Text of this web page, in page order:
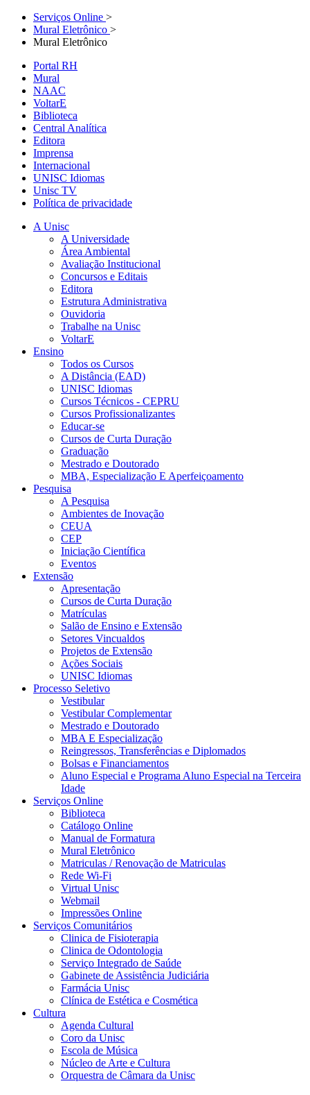
Serviços Online >
Mural Eletrônico >
Mural Eletrônico
Portal RH
Mural
NAAC
VoltarE
Biblioteca
Central Analítica
Editora
Imprensa
Internacional
UNISC Idiomas
Unisc TV
Política de privacidade
A Unisc
A Universidade
Área Ambiental
Avaliação Institucional
Concursos e Editais
Editora
Estrutura Administrativa
Ouvidoria
Trabalhe na Unisc
VoltarE
Ensino
Todos os Cursos
A Distância (EAD)
UNISC Idiomas
Cursos Técnicos - CEPRU
Cursos Profissionalizantes
Educar-se
Cursos de Curta Duração
Graduação
Mestrado e Doutorado
MBA, Especialização E Aperfeiçoamento
Pesquisa
A Pesquisa
Ambientes de Inovação
CEUA
CEP
Iniciação Científica
Eventos
Extensão
Apresentação
Cursos de Curta Duração
Matrículas
Salão de Ensino e Extensão
Setores Vincualdos
Projetos de Extensão
Ações Sociais
UNISC Idiomas
Processo Seletivo
Vestibular
Vestibular Complementar
Mestrado e Doutorado
MBA E Especialização
Reingressos, Transferências e Diplomados
Bolsas e Financiamentos
Aluno Especial e Programa Aluno Especial na Terceira
Idade
Serviços Online
Biblioteca
Catálogo Online
Manual de Formatura
Mural Eletrônico
Matriculas / Renovação de Matriculas
Rede Wi-Fi
Virtual Unisc
Webmail
Impressões Online
Serviços Comunitários
Clinica de Fisioterapia
Clinica de Odontologia
Serviço Integrado de Saúde
Gabinete de Assistência Judiciária
Farmácia Unisc
Clínica de Estética e Cosmética
Cultura
Agenda Cultural
Coro da Unisc
Escola de Música
Núcleo de Arte e Cultura
Orquestra de Câmara da Unisc